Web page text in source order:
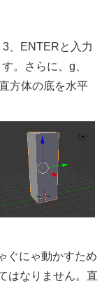
、ENTERと入力
。さらに、g、
方体の底を水平
ぐにゃ動かすため
はなりません。直